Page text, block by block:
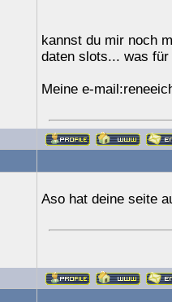
kannst du mir noch
daten slots... was
Meine e-
Aso hat deine seite